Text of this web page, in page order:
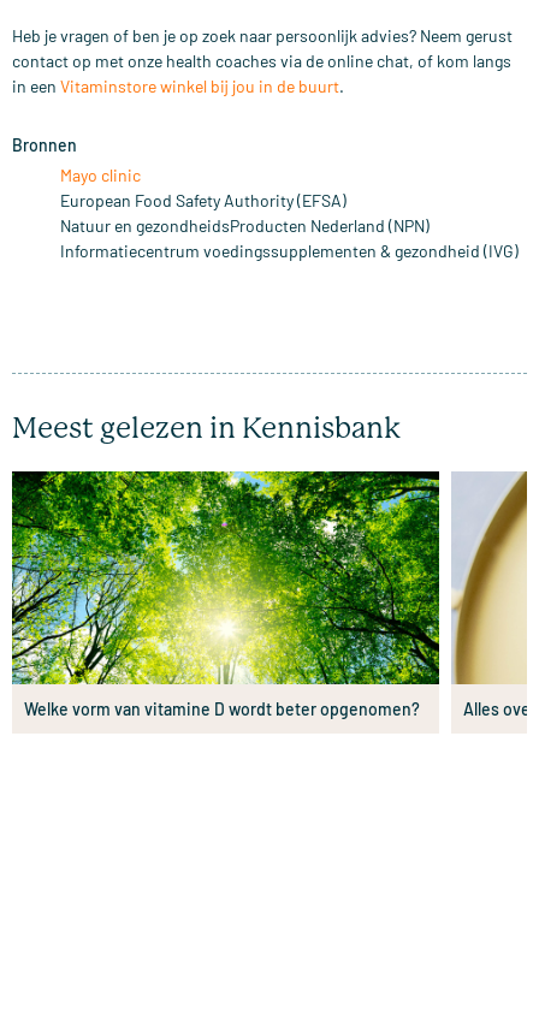
Heb je vragen of ben je op zoek naar persoonlijk advies? Neem gerust
contact op met onze health coaches via de online chat, of kom langs
in een Vitaminstore winkel bij jou in de buurt.
Bronnen
Mayo clinic
European Food Safety Authority (EFSA)
Natuur en gezondheidsProducten Nederland (NPN)
Informatiecentrum voedingssupplementen & gezondheid (IVG)
Meest gelezen in Kennisbank
Welke vorm van vitamine D wordt beter opgenomen? Alles